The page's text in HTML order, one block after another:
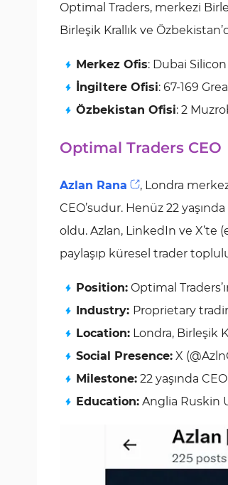
Optimal Traders, merkezi
Birleşik Krallık ve
Merkez Ofis: Dubai
İngiltere Ofisi: 67-169
Özbekistan Ofisi: 2
Optimal Traders CEO
Azlan Rana
, Londra
CEO’sudur. Henüz 22
oldu. Azlan, LinkedIn ve X’te
paylaşıp küresel trader
Position: Optimal
Industry: Proprietary
Location: Londra, Birleşik
Social Presence: X
Milestone: 22 yaşında
Education: Anglia Ruskin